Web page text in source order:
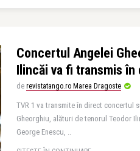
Concertul Angelei
Ilincăi va fi transmis în
de revistatango.ro Marea Dragoste
TVR 1 va transmite în direct concertul
Gheorghiu, alături de tenorul Teodor
George Enescu, ..